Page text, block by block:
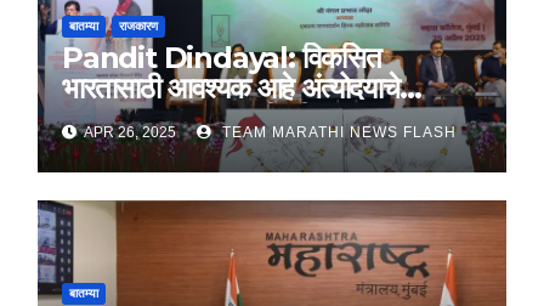
बातम्या राजकारण
Pandit Dindayal: विकसित
भारतासाठी आवश्यक आहे अंत्योदयाचे
तत्वज्ञान – राज्यपाल सी. पी. राधाकृष्णन
APR 26, 2025 TEAM MARATHI NEWS FLASH
बातम्या